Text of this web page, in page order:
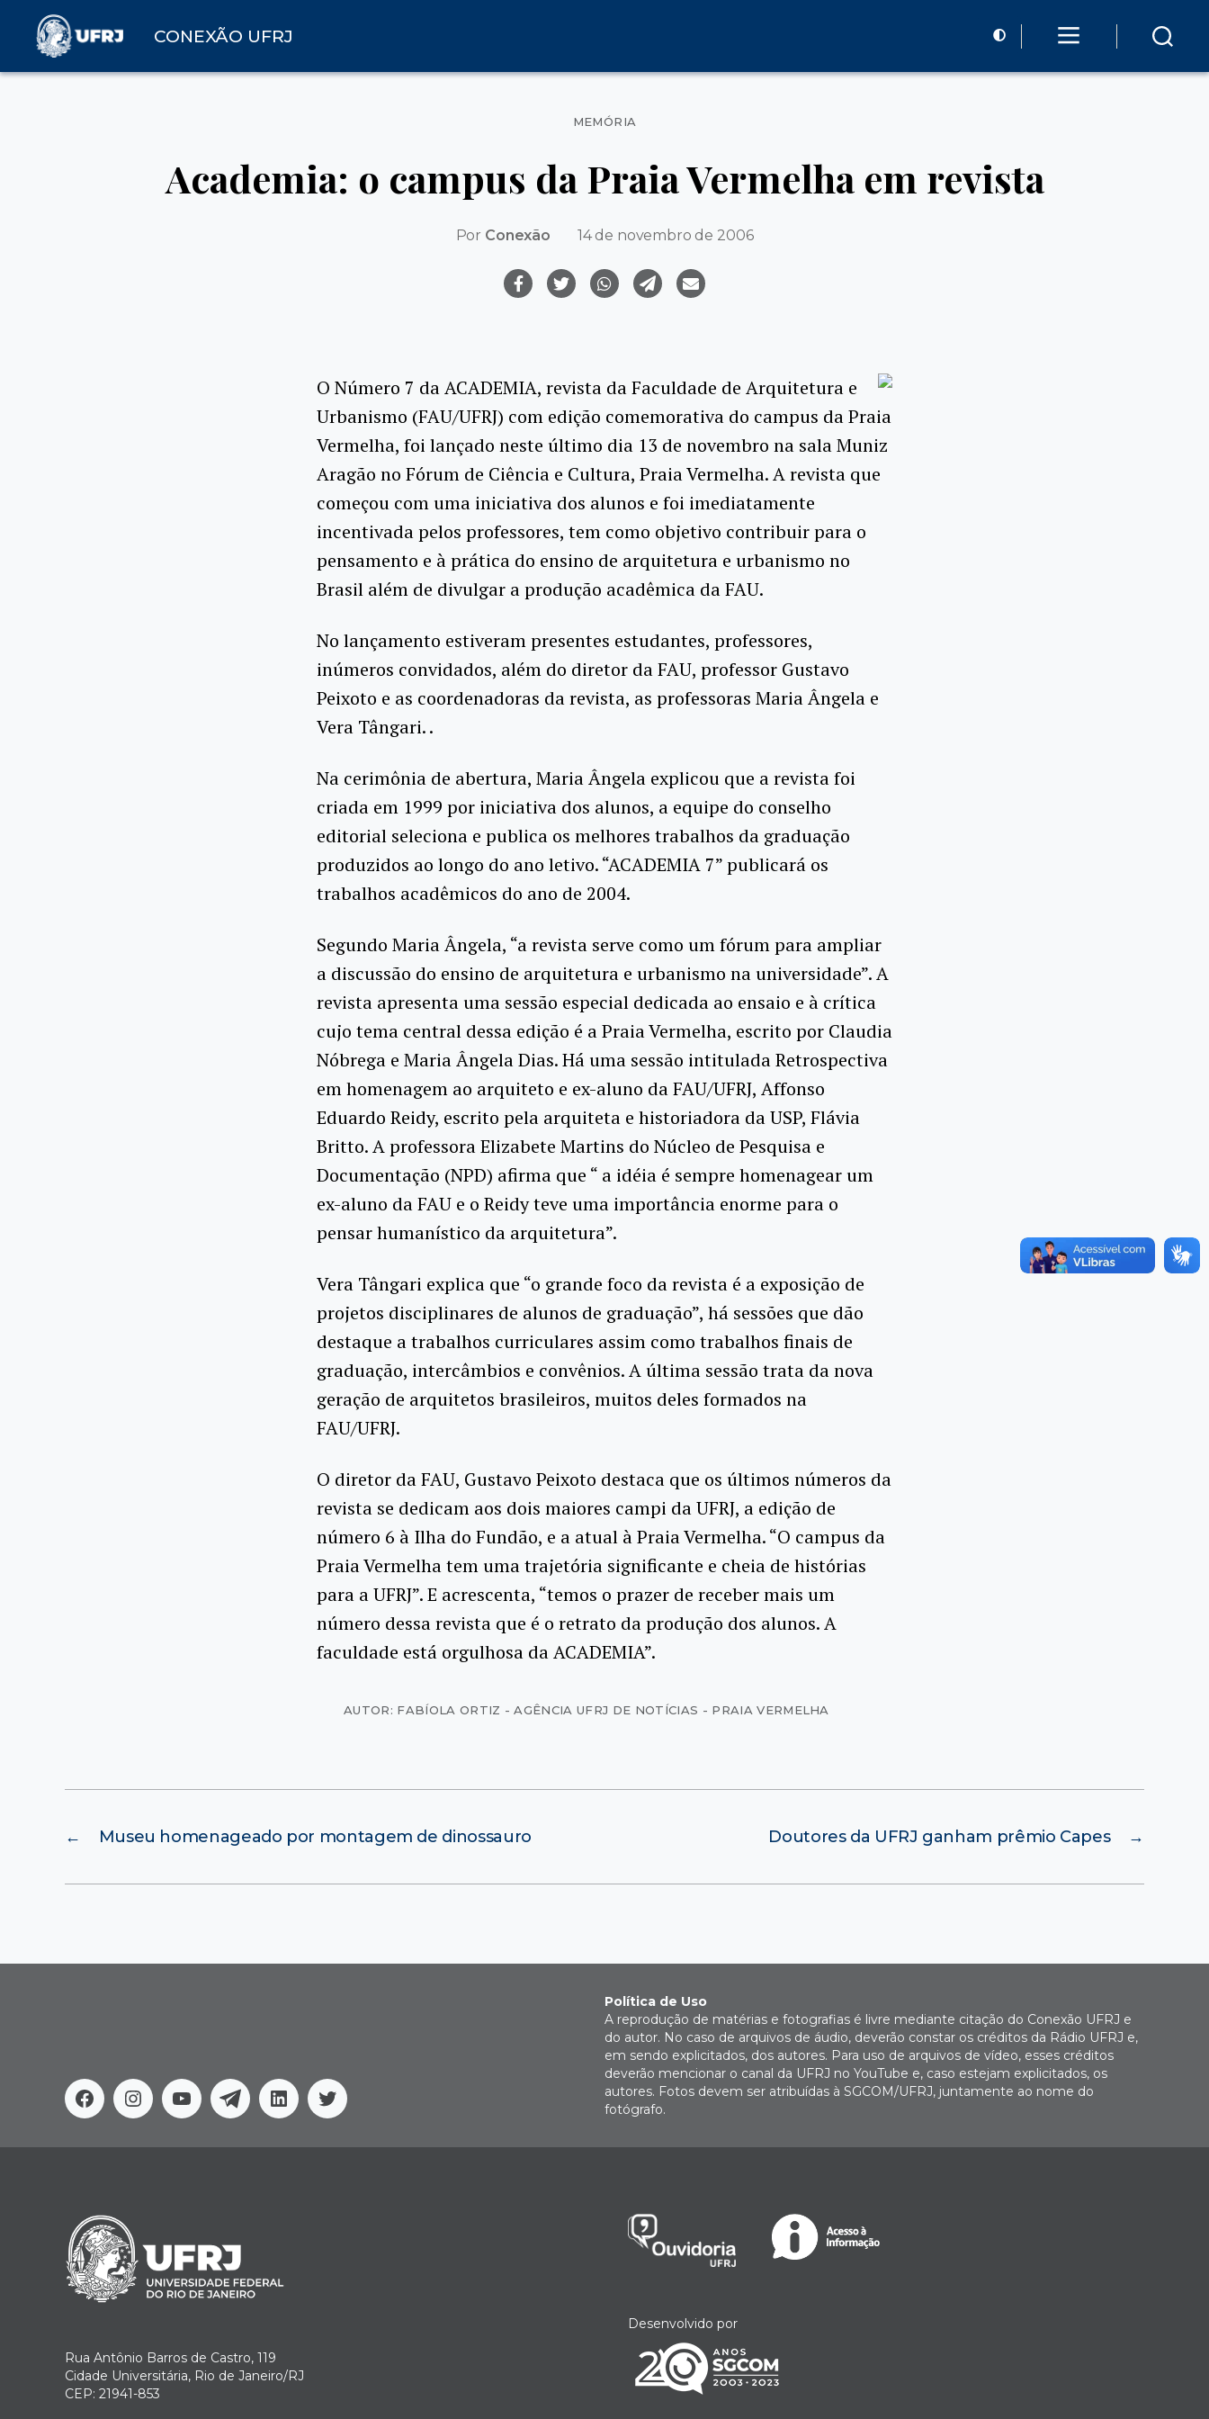
CONEXÃO UFRJ
Categorias
MEMÓRIA
Academia: o campus da Praia Vermelha em revista
Por Conexão 14 de novembro de 2006
O Número 7 da ACADEMIA, revista da Faculdade de Arquitetura e
Urbanismo (FAU/UFRJ) com edição comemorativa do campus da Praia
Vermelha, foi lançado neste último dia 13 de novembro na sala Muniz
Aragão no Fórum de Ciência e Cultura, Praia Vermelha. A revista que
começou com uma iniciativa dos alunos e foi imediatamente
incentivada pelos professores, tem como objetivo contribuir para o
pensamento e à prática do ensino de arquitetura e urbanismo no
Brasil além de divulgar a produção acadêmica da FAU.
No lançamento estiveram presentes estudantes, professores,
inúmeros convidados, além do diretor da FAU, professor Gustavo
Peixoto e as coordenadoras da revista, as professoras Maria Ângela e
Vera Tângari. .
Na cerimônia de abertura, Maria Ângela explicou que a revista foi
criada em 1999 por iniciativa dos alunos, a equipe do conselho
editorial seleciona e publica os melhores trabalhos da graduação
produzidos ao longo do ano letivo. “ACADEMIA 7” publicará os
trabalhos acadêmicos do ano de 2004.
Segundo Maria Ângela, “a revista serve como um fórum para ampliar
a discussão do ensino de arquitetura e urbanismo na universidade”. A
revista apresenta uma sessão especial dedicada ao ensaio e à crítica
cujo tema central dessa edição é a Praia Vermelha, escrito por Claudia
Nóbrega e Maria Ângela Dias. Há uma sessão intitulada Retrospectiva
em homenagem ao arquiteto e ex-aluno da FAU/UFRJ, Affonso
Eduardo Reidy, escrito pela arquiteta e historiadora da USP, Flávia
Britto. A professora Elizabete Martins do Núcleo de Pesquisa e
Documentação (NPD) afirma que “ a idéia é sempre homenagear um
ex-aluno da FAU e o Reidy teve uma importância enorme para o
pensar humanístico da arquitetura”.
Vera Tângari explica que “o grande foco da revista é a exposição de
projetos disciplinares de alunos de graduação”, há sessões que dão
destaque a trabalhos curriculares assim como trabalhos finais de
graduação, intercâmbios e convênios. A última sessão trata da nova
geração de arquitetos brasileiros, muitos deles formados na
FAU/UFRJ.
O diretor da FAU, Gustavo Peixoto destaca que os últimos números da
revista se dedicam aos dois maiores campi da UFRJ, a edição de
número 6 à Ilha do Fundão, e a atual à Praia Vermelha. “O campus da
Praia Vermelha tem uma trajetória significante e cheia de histórias
para a UFRJ”. E acrescenta, “temos o prazer de receber mais um
número dessa revista que é o retrato da produção dos alunos. A
faculdade está orgulhosa da ACADEMIA”.
AUTOR: FABÍOLA ORTIZ - AGÊNCIA UFRJ DE NOTÍCIAS - PRAIA VERMELHA
← Museu homenageado por montagem de dinossauro →
Doutores da UFRJ ganham prêmio Capes
FacebookInstagram
YoutubeTelegramLinkedinTwitter
Política de Uso
A reprodução de matérias e fotografias é livre mediante citação do Conexão UFRJ e
do autor. No caso de arquivos de áudio, deverão constar os créditos da Rádio UFRJ e,
em sendo explicitados, dos autores. Para uso de arquivos de vídeo, esses créditos
deverão mencionar o canal da UFRJ no YouTube e, caso estejam explicitados, os
autores. Fotos devem ser atribuídas à SGCOM/UFRJ, juntamente ao nome do
fotógrafo.
Rua Antônio Barros de Castro, 119
Cidade Universitária, Rio de Janeiro/RJ
CEP: 21941-853
Desenvolvido por